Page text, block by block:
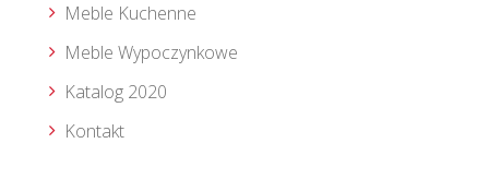
Meble Kuchenne
Meble Wypoczynkowe
Katalog 2020
Kontakt